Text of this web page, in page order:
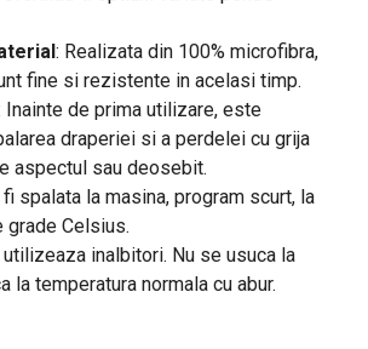
: Realizata din 100% microfibra,
fine si rezistente in acelasi timp.
Inainte de prima utilizare, este
draperiei si a perdelei cu grija
aspectul sau deosebit.
spalata la masina, program scurt, la
grade Celsius.
utilizeaza inalbitori. Nu se usuca la
la temperatura normala cu abur.